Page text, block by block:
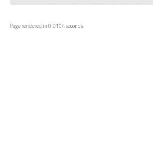
Page rendered in 0.0104 seconds